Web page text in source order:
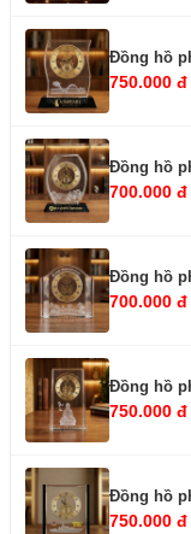
Đồng hồ
750.000 đ
Đồng hồ
700.000 đ
Đồng hồ
700.000 đ
Đồng hồ
750.000 đ
Đồng hồ
750.000 đ